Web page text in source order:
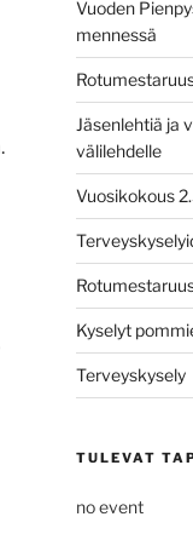
Vuoden
mennessä
Jäsenlehtiä ja
välilehdelle
Vuosikokous
Kyselyt
Terveyskysely
TULEVAT
no event